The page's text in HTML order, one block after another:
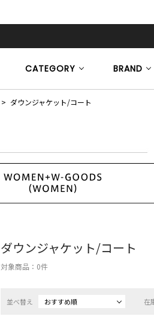
CATEGORY BRAND
ダウンジャケット/コート
ダウンジャケット/コート
対象商品： 0件
並べ替え おすすめ順 在